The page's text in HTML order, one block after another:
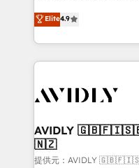
AI, & maximize AEO
Integrations: Extend
North America. Avec
marketing automation,
webdesign. Markentive is both a consulting firm, a
digital agency and an
CRM and webdesign
Elite4.9
AVIDLY
🇳🇿
提供元：AVIDLY